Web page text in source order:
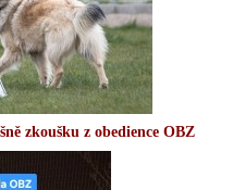
zkoušku z obedience OBZ